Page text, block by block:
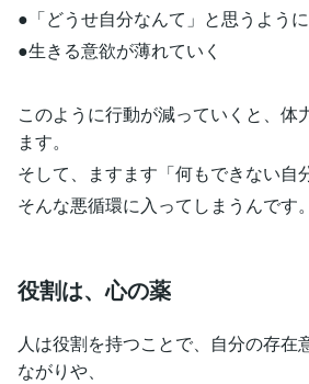
●「どうせ自分なんて」と思うよう
●生きる意欲が薄れていく
このように行動が減っていくと、体
ます。
そして、ますます「何もできない自
そんな悪循環に入ってしまうんです。
役割は、心の薬
人は役割を持つことで、自分の存在
ながりや、